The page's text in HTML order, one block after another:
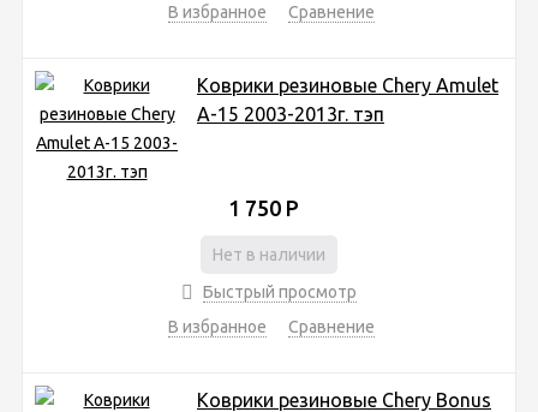
В избранное
Сравнение
Коврики резиновые Chery Amulet
A-15 2003-2013г. тэп
1 750 Р
Нет в наличии
Быстрый просмотр
В избранное
Сравнение
Коврики резиновые Chery Bonus